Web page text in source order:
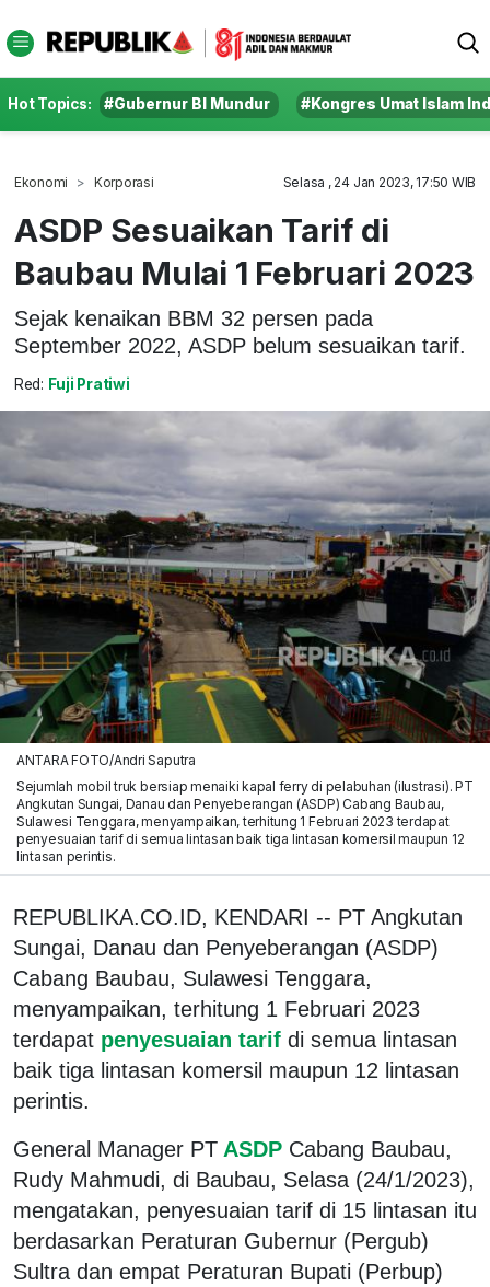
Hot Topics: #Gubernur BI Mundur #Kongres Umat Islam
Ekonomi Korporasi Selasa , 24 Jan 2023, 17:50 WIB
ASDP Sesuaikan Tarif di
Baubau Mulai 1 Februari 2023
Sejak kenaikan BBM 32 persen pada
September 2022, ASDP belum sesuaikan tarif.
Red: Fuji Pratiwi
ANTARA FOTO/Andri Saputra
Sejumlah mobil truk bersiap menaiki kapal ferry di pelabuhan (ilustrasi). PT
Angkutan Sungai, Danau dan Penyeberangan (ASDP) Cabang Baubau,
Sulawesi Tenggara, menyampaikan, terhitung 1 Februari 2023 terdapat
penyesuaian tarif di semua lintasan baik tiga lintasan komersil maupun 12
lintasan perintis.
REPUBLIKA.CO.ID, KENDARI -- PT Angkutan
Sungai, Danau dan Penyeberangan (ASDP)
Cabang Baubau, Sulawesi Tenggara,
menyampaikan, terhitung 1 Februari 2023
terdapat penyesuaian tarif di semua lintasan
baik tiga lintasan komersil maupun 12 lintasan
perintis.
General Manager PT ASDP Cabang Baubau,
Rudy Mahmudi, di Baubau, Selasa (24/1/2023),
mengatakan, penyesuaian tarif di 15 lintasan itu
berdasarkan Peraturan Gubernur (Pergub)
Sultra dan empat Peraturan Bupati (Perbup)